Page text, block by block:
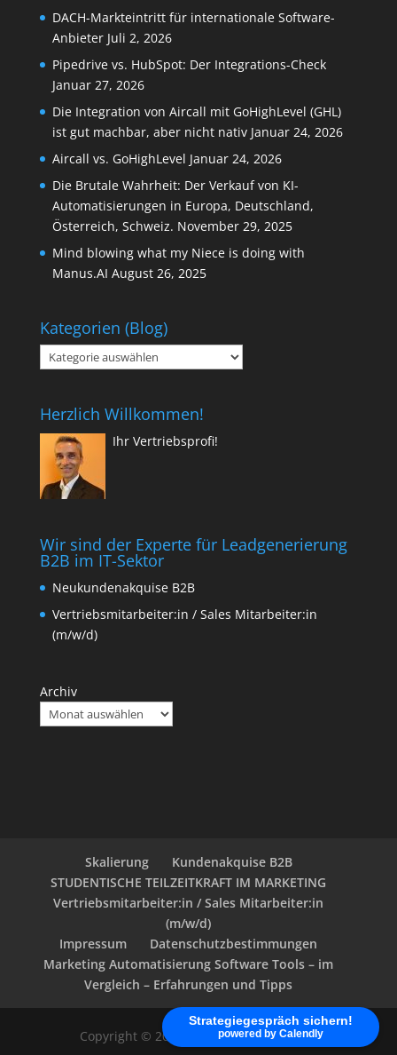
Strategiegespräch sichern!
powered by Calendly
DACH-Markteintritt für internationale Software-
Anbieter Juli 2, 2026
Pipedrive vs. HubSpot: Der Integrations-Check
Januar 27, 2026
Die Integration von Aircall mit GoHighLevel (GHL)
ist gut machbar, aber nicht nativ Januar 24, 2026
Aircall vs. GoHighLevel Januar 24, 2026
Die Brutale Wahrheit: Der Verkauf von KI-
Automatisierungen in Europa, Deutschland,
Österreich, Schweiz. November 29, 2025
Mind blowing what my Niece is doing with
Manus.AI August 26, 2025
Kategorien (Blog)
Kategorien
(Blog)
Herzlich Willkommen!
Ihr Vertriebsprofi!
Wir sind der Experte für Leadgenerierung
B2B im IT-Sektor
Neukundenakquise B2B
Vertriebsmitarbeiter:in / Sales Mitarbeiter:in
(m/w/d)
Archiv
Skalierung
Kundenakquise B2B
STUDENTISCHE TEILZEITKRAFT IM MARKETING
Vertriebsmitarbeiter:in / Sales Mitarbeiter:in
(m/w/d)
Impressum
Datenschutzbestimmungen
Marketing Automatisierung Software Tools – im
Vergleich – Erfahrungen und Tipps
Copyright © 2020 - klein-marketing.com